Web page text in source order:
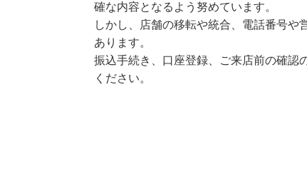
確な内容となるよう努めています。
しかし、店舗の移転や統合、電話番号や
あります。
振込手続き、口座登録、ご来店前の確認
ください。